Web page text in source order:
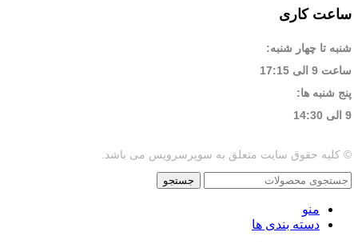
ساعت کاری
شنبه تا چهار شنبه:
ساعت 9 الی 17:15
پنج شنبه ها:
9 الی 14:30
© کلیه حقوق سایت متعلق به سوپرسرویس می باشد.
جستجو
منو
دسته بندی ها